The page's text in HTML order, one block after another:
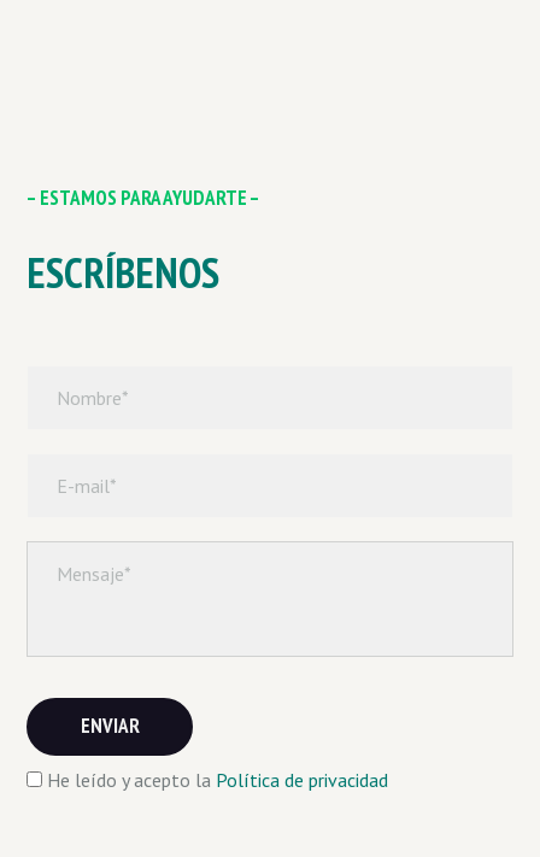
– ESTAMOS PARA AYUDARTE –
ESCRÍBENOS
He leído y acepto la Política de privacidad